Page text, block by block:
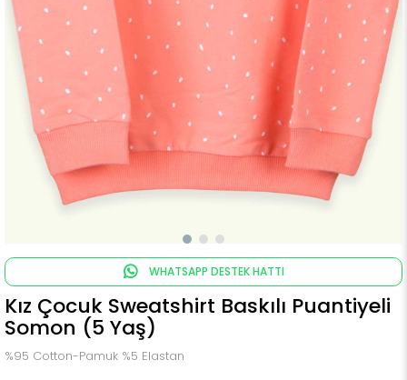
WHATSAPP DESTEK HATTI
Kız Çocuk Sweatshirt Baskılı Puantiyeli
Somon (5 Yaş)
%95 Cotton-Pamuk %5 Elastan